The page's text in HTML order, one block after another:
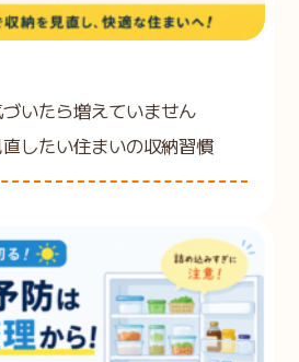
づいたら増えていません
したい住まいの収納習慣